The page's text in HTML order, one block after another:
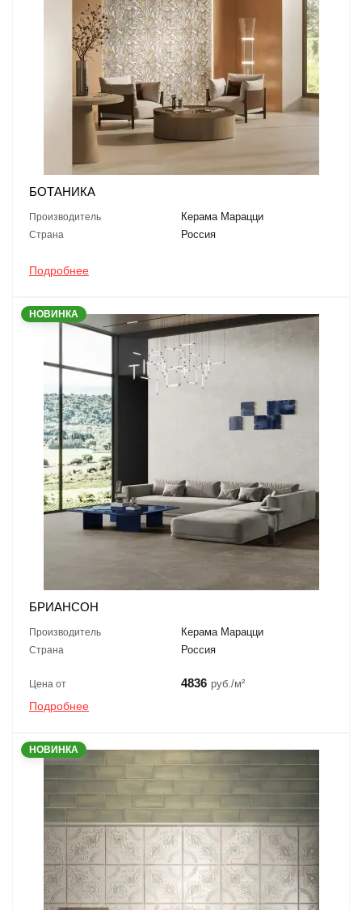
БОТАНИКА
Производитель Керама Марацци
Страна Россия
Подробнее
НОВИНКА
БРИАНСОН
Производитель Керама Марацци
Страна Россия
Цена от 4836 руб./м²
Подробнее
НОВИНКА